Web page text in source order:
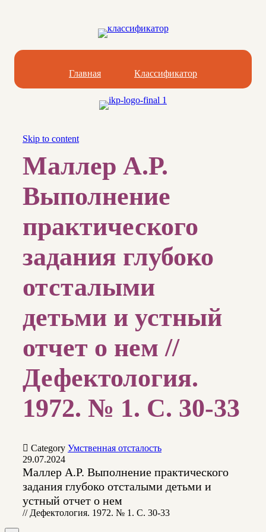
Главная Классификатор
Skip to content
Маллер А.Р.
Выполнение
практического
задания глубоко
отсталыми
детьми и устный
отчет о нем //
Дефектология.
1972. № 1. С. 30-33
 Category Умственная отсталость
29.07.2024
Маллер А.Р. Выполнение практического
задания глубоко отсталыми детьми и
устный отчет о нем
// Дефектология. 1972. № 1. С. 30-33